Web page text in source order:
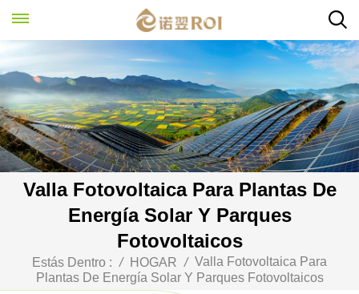
Valla Fotovoltaica Para Plantas De
Energía Solar Y Parques
Fotovoltaicos
Estás Dentro : / HOGAR / Valla Fotovoltaica Para
Plantas De Energía Solar Y Parques Fotovoltaicos